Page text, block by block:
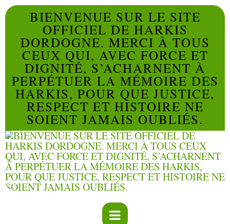
BIENVENUE SUR LE SITE
OFFICIEL DE HARKIS
DORDOGNE. MERCI À TOUS
CEUX QUI, AVEC FORCE ET
DIGNITÉ, S’ACHARNENT À
PERPÉTUER LA MÉMOIRE DES
HARKIS, POUR QUE JUSTICE,
RESPECT ET HISTOIRE NE
SOIENT JAMAIS OUBLIÉS.